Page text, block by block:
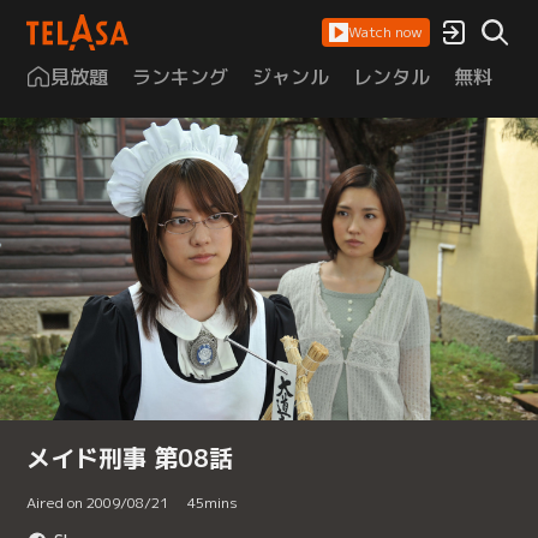
Watch now
見放題 ランキング ジャンル レンタル 無料
メイド刑事 第08話
Aired on 2009/08/21 45mins